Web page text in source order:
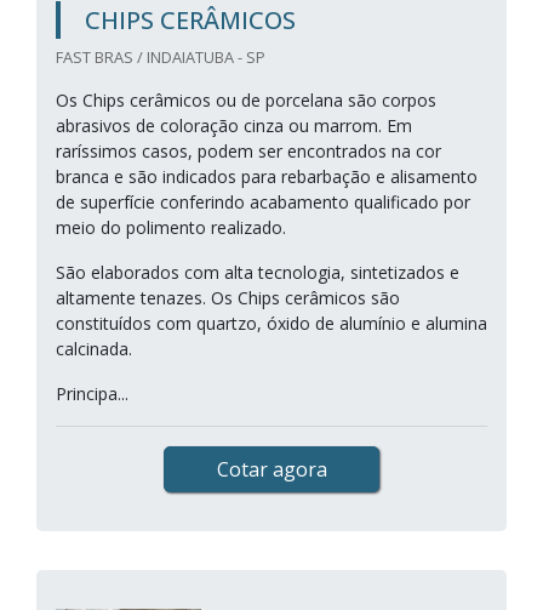
CHIPS CERÂMICOS
FAST BRAS / INDAIATUBA - SP
Os Chips cerâmicos ou de porcelana são corpos
abrasivos de coloração cinza ou marrom. Em
raríssimos casos, podem ser encontrados na cor
branca e são indicados para rebarbação e alisamento
de superfície conferindo acabamento qualificado por
meio do polimento realizado.
São elaborados com alta tecnologia, sintetizados e
altamente tenazes. Os Chips cerâmicos são
constituídos com quartzo, óxido de alumínio e alumina
calcinada.
Principa...
Cotar agora